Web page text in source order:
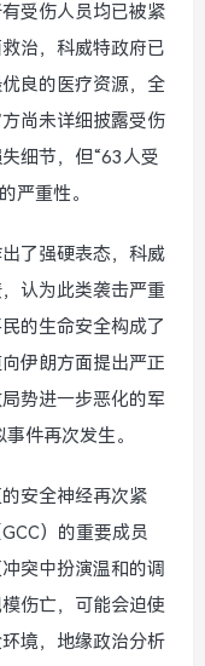
受伤人员均已被紧
治，科威特政府已
良的医疗资源，全
尚未详细披露受伤
细节，但“63人受
严重性。
了强硬表态，科威
认为此类袭击严重
的生命安全构成了
伊朗方面提出严正
势进一步恶化的军
件再次发生。
安全神经再次紧
）的重要成员
突中扮演温和的调
伤亡，可能会迫使
境，地缘政治分析